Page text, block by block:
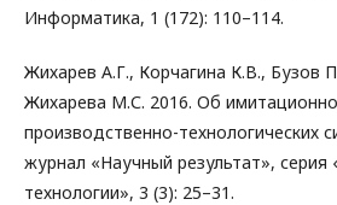
Информатика, 1 (172): 110–114.
Жихарев А.Г., Корчагина К.В., Бузов
Жихарева М.С. 2016. Об
производственно-технологических
журнал «Научный результат»,
технологии», 3 (3): 25–31.